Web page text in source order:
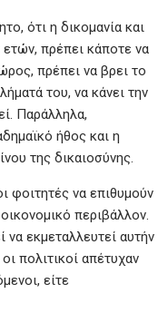
ότι η δικομανία και
πρέπει κάποτε να
πρέπει να βρει το
του, να κάνει την
Παράλληλα,
ήθος και η
της δικαιοσύνης.
φοιτητές να επιθυμούν
περιβάλλον.
εκμεταλλευτεί αυτήν
πολιτικοί απέτυχαν
είτε